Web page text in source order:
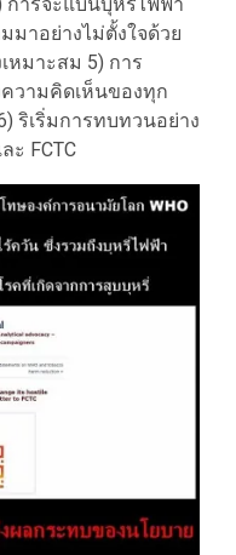
การจะแบนบุหรี่ไฟฟ้า
าอย่างไม่ตั้งใจด้วย
หมาะสม 5) การ
ความคิดเห็นของทุก
ริเริ่มการทบทวนอย่าง
ะ FCTC